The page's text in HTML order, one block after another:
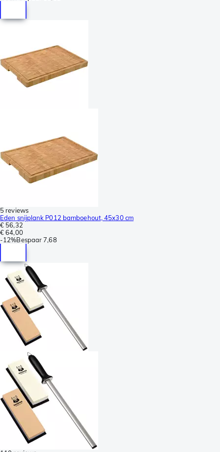
5 reviews
Eden snijplank P012 bamboehout, 45x30 cm
€ 56,32
€ 64,00
-12%Bespaar 7,68